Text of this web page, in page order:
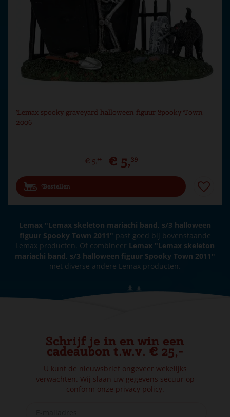
Lemax spooky graveyard halloween figuur Spooky Town
2006
€ 5,99 € 5,39
Bestellen
Lemax "Lemax skeleton mariachi band, s/3 halloween
figuur Spooky Town 2011" past goed bij bovenstaande
Lemax producten. Of combineer Lemax "Lemax skeleton
mariachi band, s/3 halloween figuur Spooky Town 2011"
met diverse andere Lemax producten.
Schrijf je in en win een
cadeaubon t.w.v. € 25,-
U kunt de nieuwsbrief ongeveer wekelijks
verwachten. Wij slaan uw gegevens secuur op
conform onze privacy policy.